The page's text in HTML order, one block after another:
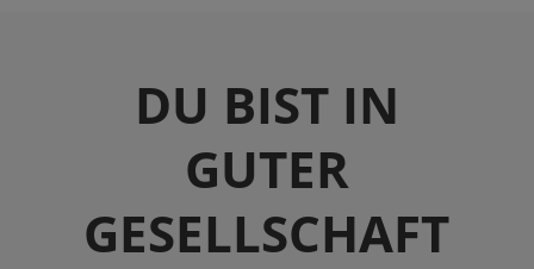
DU BIST IN
GUTER
GESELLSCHAFT